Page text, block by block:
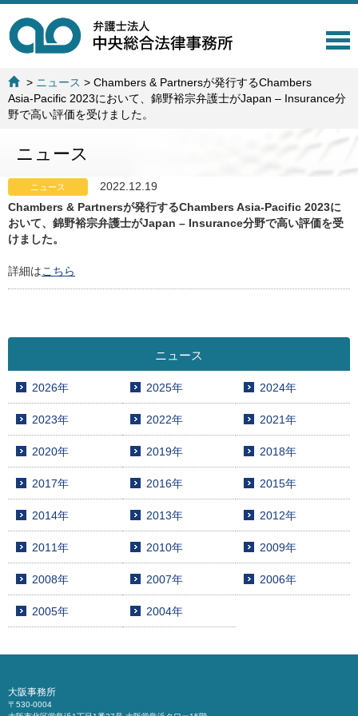
T
l
a
t
> ニュース >Chambers & Partnersが発行するChambers
Asia-Pacific 2023において、錦野裕宗弁護士がJapan – Insurance分
野で高い評価を受けました。
ニュース
ニュース
2022.12.19
Chambers & Partnersが発行するChambers Asia-Pacific 2023に
おいて、錦野裕宗弁護士がJapan – Insurance分野で高い評価を受
けました。
詳細はこちら
ニュース
2026年 2025年 2024年
2023年 2022年 2021年
2020年 2019年 2018年
2017年 2016年 2015年
2014年 2013年 2012年
2011年 2010年 2009年
2008年 2007年 2006年
2005年 2004年
大阪事務所
〒530-0004